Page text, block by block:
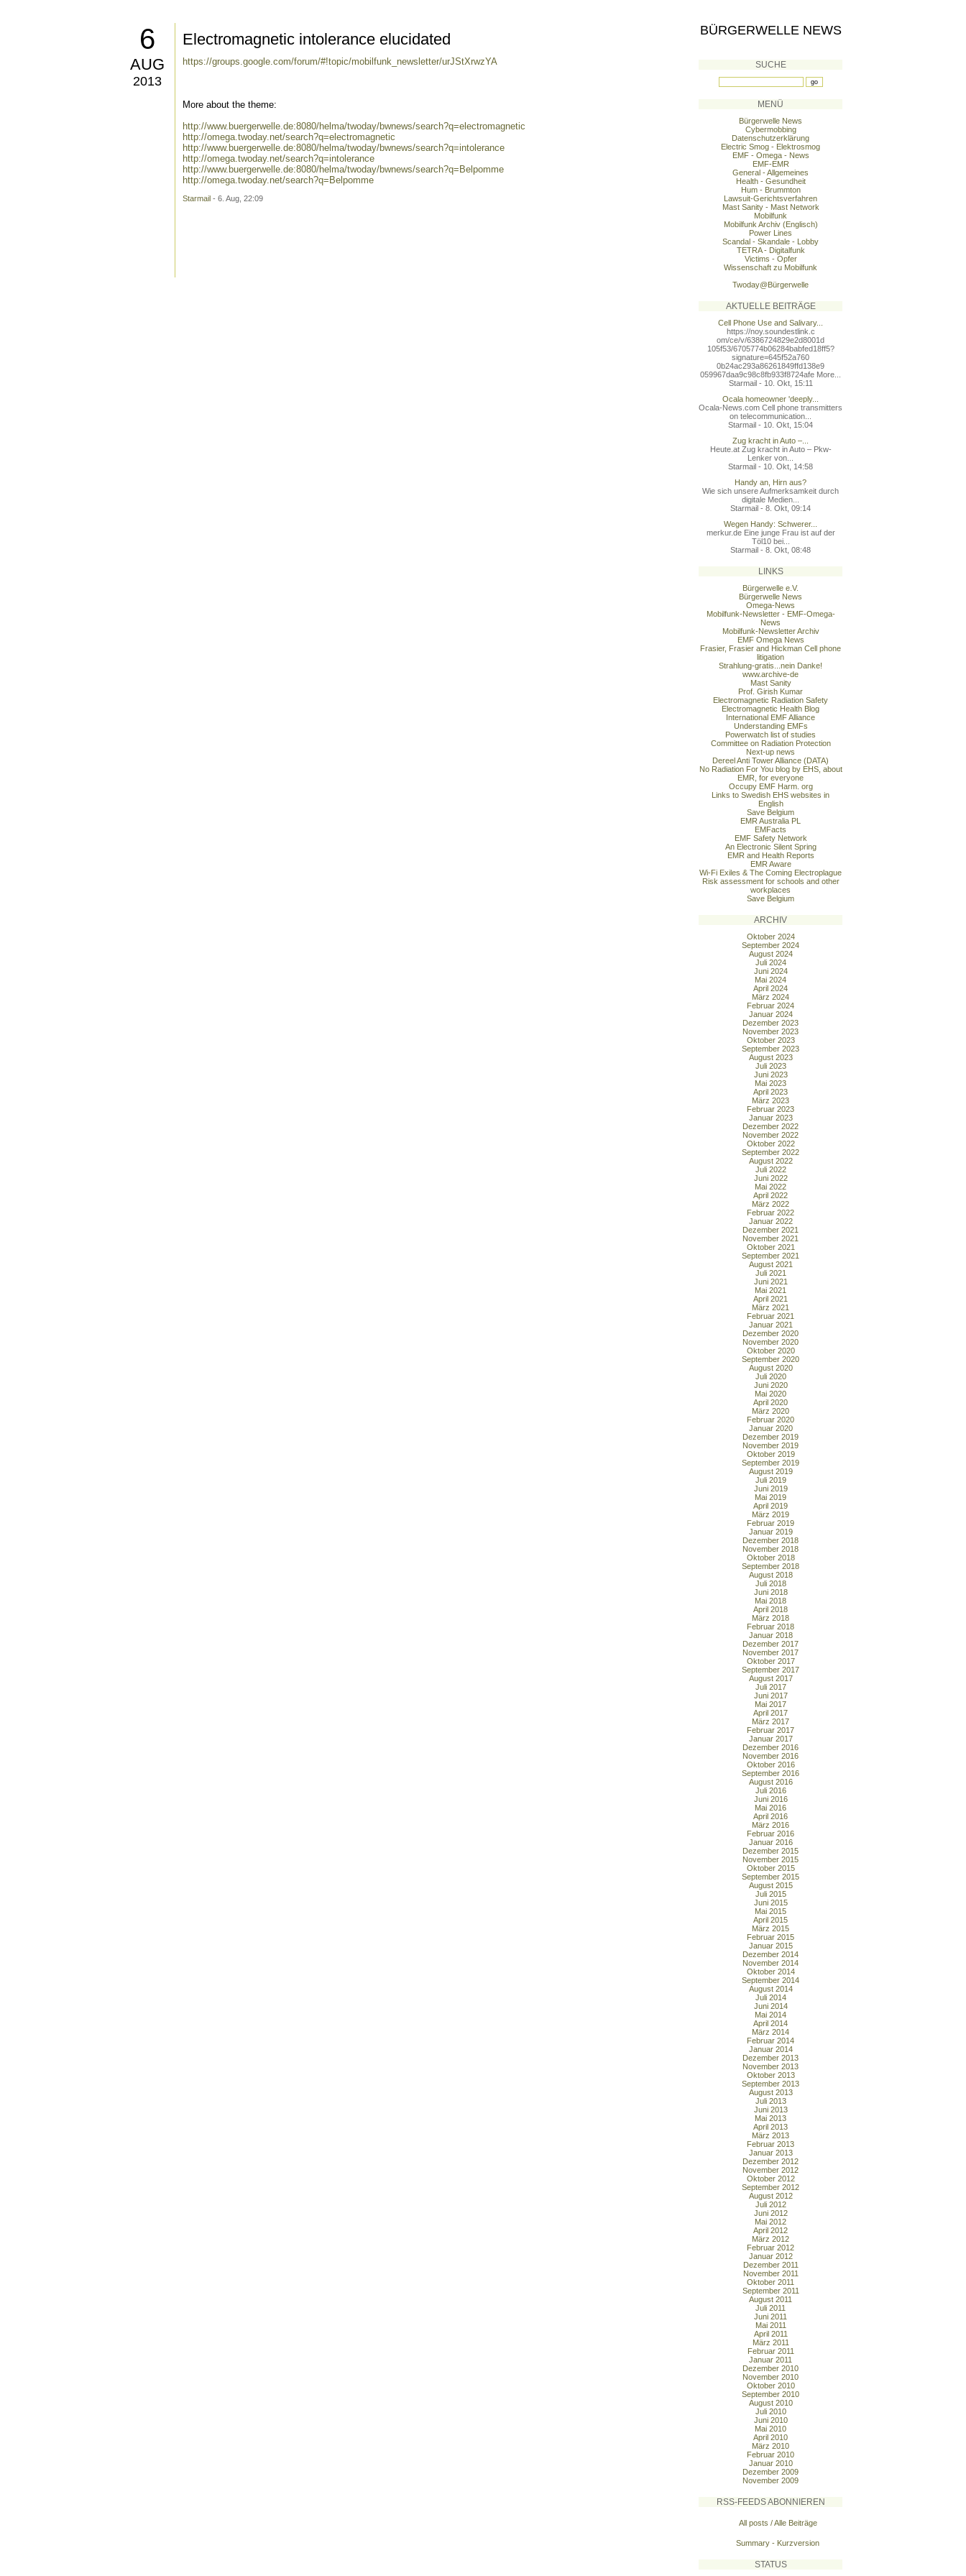
6
AUG
2013
Electromagnetic intolerance elucidated
https://groups.google.com/forum/#!topic/mobilfunk_newsletter/urJStXrwzYA
More about the theme:
http://www.buergerwelle.de:8080/helma/twoday/bwnews/search?q=electromagnetic
http://omega.twoday.net/search?q=electromagnetic
http://www.buergerwelle.de:8080/helma/twoday/bwnews/search?q=intolerance
http://omega.twoday.net/search?q=intolerance
http://www.buergerwelle.de:8080/helma/twoday/bwnews/search?q=Belpomme
http://omega.twoday.net/search?q=Belpomme
Starmail - 6. Aug, 22:09
BÜRGERWELLE NEWS
SUCHE
MENÜ
Bürgerwelle News
Cybermobbing
Datenschutzerklärung
Electric Smog - Elektrosmog
EMF - Omega - News
EMF-EMR
General - Allgemeines
Health - Gesundheit
Hum - Brummton
Lawsuit-Gerichtsverfahren
Mast Sanity - Mast Network
Mobilfunk
Mobilfunk Archiv (Englisch)
Power Lines
Scandal - Skandale - Lobby
TETRA - Digitalfunk
Victims - Opfer
Wissenschaft zu Mobilfunk
Twoday@Bürgerwelle
AKTUELLE BEITRÄGE
Cell Phone Use and Salivary...
https://noy.soundestlink.c
om/ce/v/6386724829e2d8001d
105f53/6705774b06284babfed18ff5?
signature=645f52a760
0b24ac293a86261849ffd138e9
059967daa9c98c8fb933f8724afe More...
Starmail - 10. Okt, 15:11
Ocala homeowner 'deeply...
Ocala-News.com Cell phone transmitters
on telecommunication...
Starmail - 10. Okt, 15:04
Zug kracht in Auto –...
Heute.at Zug kracht in Auto – Pkw-
Lenker von...
Starmail - 10. Okt, 14:58
Handy an, Hirn aus?
Wie sich unsere Aufmerksamkeit durch
digitale Medien...
Starmail - 8. Okt, 09:14
Wegen Handy: Schwerer...
merkur.de Eine junge Frau ist auf der
Töl10 bei...
Starmail - 8. Okt, 08:48
LINKS
Bürgerwelle e.V.
Bürgerwelle News
Omega-News
Mobilfunk-Newsletter - EMF-Omega-
News
Mobilfunk-Newsletter Archiv
EMF Omega News
Frasier, Frasier and Hickman Cell phone
litigation
Strahlung-gratis...nein Danke!
www.archive-de
Mast Sanity
Prof. Girish Kumar
Electromagnetic Radiation Safety
Electromagnetic Health Blog
International EMF Alliance
Understanding EMFs
Powerwatch list of studies
Committee on Radiation Protection
Next-up news
Dereel Anti Tower Alliance (DATA)
No Radiation For You blog by EHS, about
EMR, for everyone
Occupy EMF Harm. org
Links to Swedish EHS websites in
English
Save Belgium
EMR Australia PL
EMFacts
EMF Safety Network
An Electronic Silent Spring
EMR and Health Reports
EMR Aware
Wi-Fi Exiles & The Coming Electroplague
Risk assessment for schools and other
workplaces
Save Belgium
ARCHIV
Oktober 2024
September 2024
August 2024
Juli 2024
Juni 2024
Mai 2024
April 2024
März 2024
Februar 2024
Januar 2024
Dezember 2023
November 2023
Oktober 2023
September 2023
August 2023
Juli 2023
Juni 2023
Mai 2023
April 2023
März 2023
Februar 2023
Januar 2023
Dezember 2022
November 2022
Oktober 2022
September 2022
August 2022
Juli 2022
Juni 2022
Mai 2022
April 2022
März 2022
Februar 2022
Januar 2022
Dezember 2021
November 2021
Oktober 2021
September 2021
August 2021
Juli 2021
Juni 2021
Mai 2021
April 2021
März 2021
Februar 2021
Januar 2021
Dezember 2020
November 2020
Oktober 2020
September 2020
August 2020
Juli 2020
Juni 2020
Mai 2020
April 2020
März 2020
Februar 2020
Januar 2020
Dezember 2019
November 2019
Oktober 2019
September 2019
August 2019
Juli 2019
Juni 2019
Mai 2019
April 2019
März 2019
Februar 2019
Januar 2019
Dezember 2018
November 2018
Oktober 2018
September 2018
August 2018
Juli 2018
Juni 2018
Mai 2018
April 2018
März 2018
Februar 2018
Januar 2018
Dezember 2017
November 2017
Oktober 2017
September 2017
August 2017
Juli 2017
Juni 2017
Mai 2017
April 2017
März 2017
Februar 2017
Januar 2017
Dezember 2016
November 2016
Oktober 2016
September 2016
August 2016
Juli 2016
Juni 2016
Mai 2016
April 2016
März 2016
Februar 2016
Januar 2016
Dezember 2015
November 2015
Oktober 2015
September 2015
August 2015
Juli 2015
Juni 2015
Mai 2015
April 2015
März 2015
Februar 2015
Januar 2015
Dezember 2014
November 2014
Oktober 2014
September 2014
August 2014
Juli 2014
Juni 2014
Mai 2014
April 2014
März 2014
Februar 2014
Januar 2014
Dezember 2013
November 2013
Oktober 2013
September 2013
August 2013
Juli 2013
Juni 2013
Mai 2013
April 2013
März 2013
Februar 2013
Januar 2013
Dezember 2012
November 2012
Oktober 2012
September 2012
August 2012
Juli 2012
Juni 2012
Mai 2012
April 2012
März 2012
Februar 2012
Januar 2012
Dezember 2011
November 2011
Oktober 2011
September 2011
August 2011
Juli 2011
Juni 2011
Mai 2011
April 2011
März 2011
Februar 2011
Januar 2011
Dezember 2010
November 2010
Oktober 2010
September 2010
August 2010
Juli 2010
Juni 2010
Mai 2010
April 2010
März 2010
Februar 2010
Januar 2010
Dezember 2009
November 2009
RSS-FEEDS ABONNIEREN
All posts / Alle Beiträge
Summary - Kurzversion
STATUS